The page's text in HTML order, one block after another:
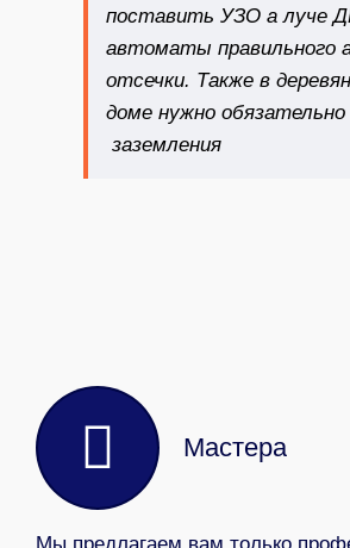
поставить УЗО а луче
автоматы правильного
отсечки. Также в
доме нужно
заземления
Мастера
Мы предлагаем вам только